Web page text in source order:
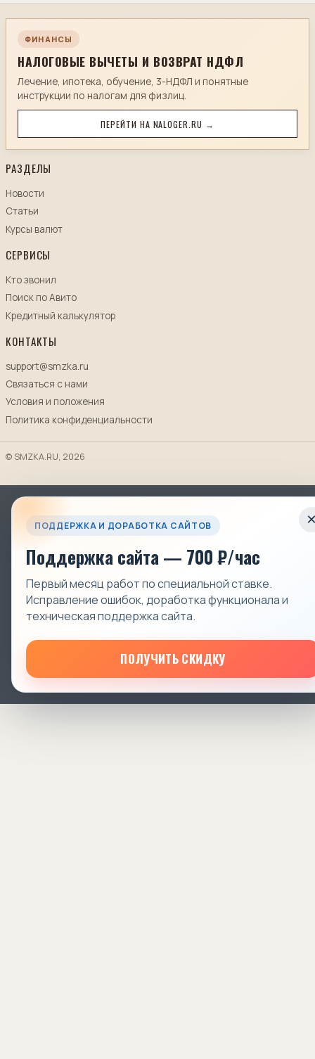
ФИНАНСЫ
НАЛОГОВЫЕ ВЫЧЕТЫ И ВОЗВРАТ НДФЛ
Лечение, ипотека, обучение, 3-НДФЛ и понятные
инструкции по налогам для физлиц.
ПЕРЕЙТИ НА NALOGER.RU →
РАЗДЕЛЫ
Новости
Статьи
Курсы валют
СЕРВИСЫ
Кто звонил
Поиск по Авито
Кредитный калькулятор
КОНТАКТЫ
support@smzka.ru
Связаться с нами
Условия и положения
Политика конфиденциальности
© SMZKA.RU, 2026
ПОДДЕРЖКА И ДОРАБОТКА САЙТОВ
Поддержка сайта — 700 ₽/час
Первый месяц работ по специальной ставке.
Исправление ошибок, доработка функционала и
техническая поддержка сайта.
ПОЛУЧИТЬ СКИДКУ